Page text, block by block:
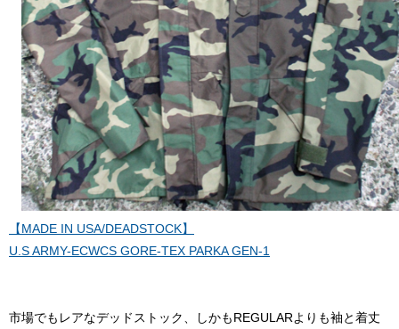
【MADE IN USA/DEADSTOCK】
U.S ARMY-ECWCS GORE-TEX PARKA GEN-1
市場でもレアなデッドストック、しかもREGULARよりも袖と着丈